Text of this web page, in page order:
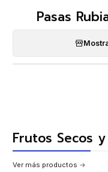
Pasas
Frutos Secos
Ver más productos